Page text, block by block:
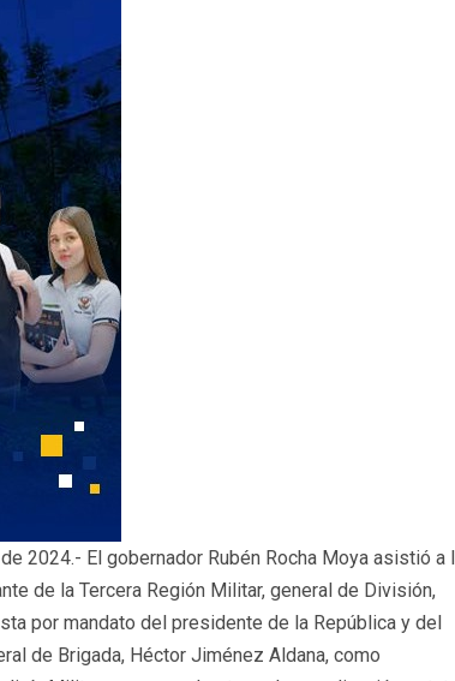
2024.- El gobernador Rubén Rocha Moya asistió a
de la Tercera Región Militar, general de División,
por mandato del presidente de la República y del
de Brigada, Héctor Jiménez Aldana, como